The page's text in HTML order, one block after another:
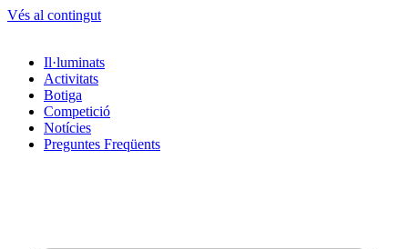
Vés al contingut
Il·luminats
Activitats
Botiga
Competició
Notícies
Preguntes Freqüents